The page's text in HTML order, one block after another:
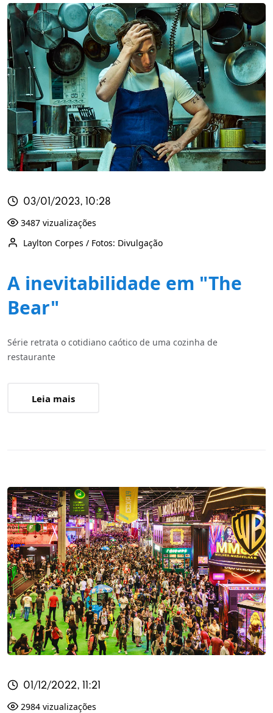
03/01/2023, 10:28
3487 vizualizações
Laylton Corpes / Fotos: Divulgação
A inevitabilidade em "The
Bear"
Série retrata o cotidiano caótico de uma cozinha de
restaurante
Leia mais
01/12/2022, 11:21
2984 vizualizações